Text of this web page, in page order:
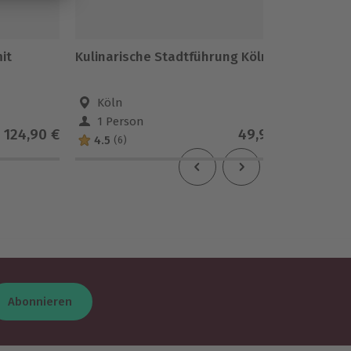
124,90 €
Kulinarische Stadtführung Köln
Köln
1 Person
4.5 (6) 49,90 €
Abonnieren